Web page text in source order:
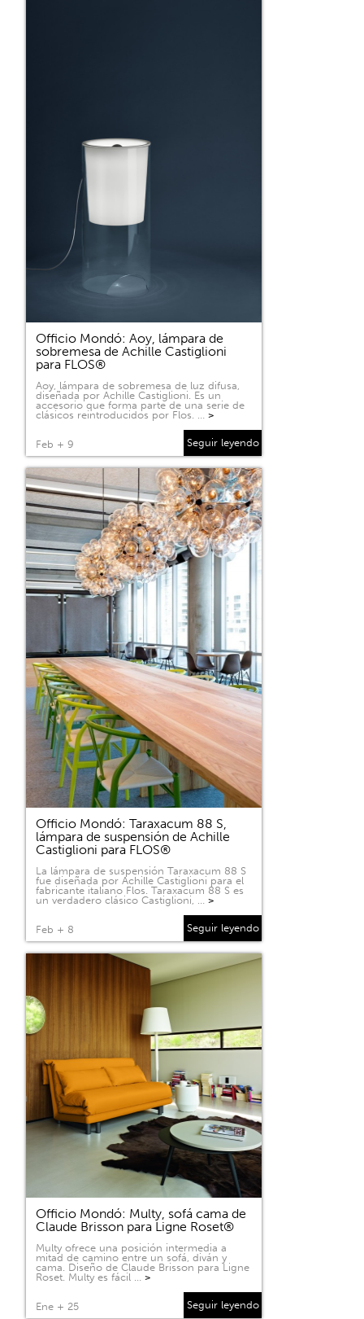
Officio Mondó: Aoy, lámpara de
sobremesa de Achille Castiglioni
para FLOS®
Aoy, lámpara de sobremesa de luz difusa,
diseñada por Achille Castiglioni. Es un
accesorio que forma parte de una serie de
clásicos reintroducidos por Flos. … >
Feb + 9 Seguir leyendo
Officio Mondó: Taraxacum 88 S,
lámpara de suspensión de Achille
Castiglioni para FLOS®
La lámpara de suspensión Taraxacum 88 S
fue diseñada por Achille Castiglioni para el
fabricante italiano Flos. Taraxacum 88 S es
un verdadero clásico Castiglioni, … >
Feb + 8 Seguir leyendo
Officio Mondó: Multy, sofá cama de
Claude Brisson para Ligne Roset®
Multy ofrece una posición intermedia a
mitad de camino entre un sofá, diván y
cama. Diseño de Claude Brisson para Ligne
Roset. Multy es fácil … >
Ene + 25 Seguir leyendo